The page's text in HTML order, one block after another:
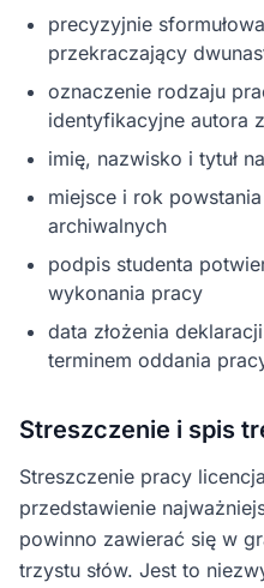
precyzyjnie
przekraczający
oznaczenie rodzaju
identyfikacyjne autora
imię, nazwisko i tytuł
miejsce i rok
archiwalnych
podpis studenta
wykonania pracy
data złożenia
terminem oddania
Streszczenie i spis
Streszczenie pracy
przedstawienie
powinno zawierać się w
trzystu słów. Jest to